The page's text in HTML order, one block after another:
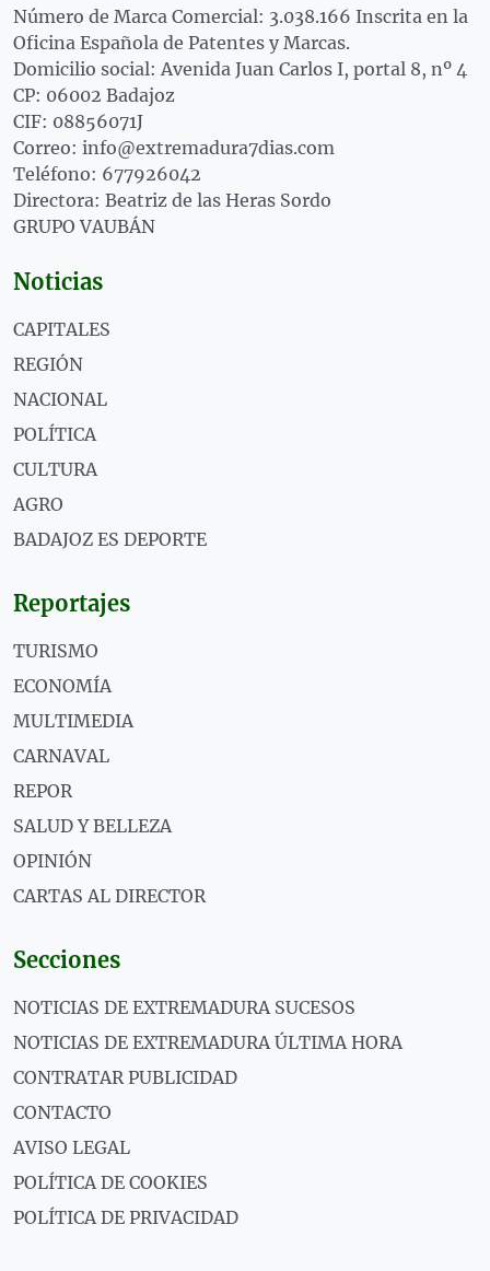
Número de Marca Comercial: 3.038.166 Inscrita en la
Oficina Española de Patentes y Marcas.
Domicilio social: Avenida Juan Carlos I, portal 8, nº 4
CP: 06002 Badajoz
CIF: 08856071J
Correo: info@extremadura7dias.com
Teléfono: 677926042
Directora: Beatriz de las Heras Sordo
GRUPO VAUBÁN
Noticias
CAPITALES
REGIÓN
NACIONAL
POLÍTICA
CULTURA
AGRO
BADAJOZ ES DEPORTE
Reportajes
TURISMO
ECONOMÍA
MULTIMEDIA
CARNAVAL
REPOR
SALUD Y BELLEZA
OPINIÓN
CARTAS AL DIRECTOR
Secciones
NOTICIAS DE EXTREMADURA SUCESOS
NOTICIAS DE EXTREMADURA ÚLTIMA HORA
CONTRATAR PUBLICIDAD
CONTACTO
AVISO LEGAL
POLÍTICA DE COOKIES
POLÍTICA DE PRIVACIDAD